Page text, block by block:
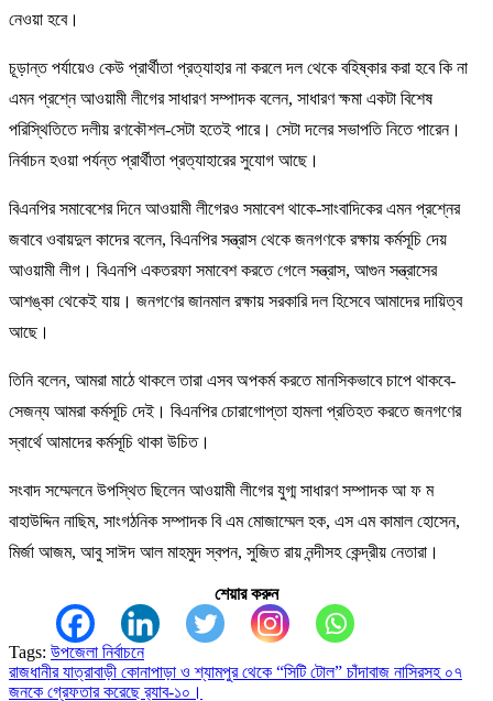
নেওয়া হবে।
চূড়ান্ত পর্যায়েও কেউ প্রার্থীতা প্রত্যাহার না করলে দল থেকে বহিষ্কার করা হবে কি না
এমন প্রশ্নে আওয়ামী লীগের সাধারণ সম্পাদক বলেন, সাধারণ ক্ষমা একটা বিশেষ
পরিস্থিতিতে দলীয় রণকৌশল-সেটা হতেই পারে। সেটা দলের সভাপতি নিতে পারেন।
নির্বাচন হওয়া পর্যন্ত প্রার্থীতা প্রত্যাহারের সুযোগ আছে।
বিএনপির সমাবেশের দিনে আওয়ামী লীগেরও সমাবেশ থাকে-সাংবাদিকের এমন প্রশ্নের
জবাবে ওবায়দুল কাদের বলেন, বিএনপির সন্ত্রাস থেকে জনগণকে রক্ষায় কর্মসূচি দেয়
আওয়ামী লীগ। বিএনপি একতরফা সমাবেশ করতে গেলে সন্ত্রাস, আগুন সন্ত্রাসের
আশঙ্কা থেকেই যায়। জনগণের জানমাল রক্ষায় সরকারি দল হিসেবে আমাদের দায়িত্ব
আছে।
তিনি বলেন, আমরা মাঠে থাকলে তারা এসব অপকর্ম করতে মানসিকভাবে চাপে থাকবে-
সেজন্য আমরা কর্মসূচি দেই। বিএনপির চোরাগোপ্তা হামলা প্রতিহত করতে জনগণের
স্বার্থে আমাদের কর্মসূচি থাকা উচিত।
সংবাদ সম্মেলনে উপস্থিত ছিলেন আওয়ামী লীগের যুগ্ম সাধারণ সম্পাদক আ ফ ম
বাহাউদ্দিন নাছিম, সাংগঠনিক সম্পাদক বি এম মোজাম্মেল হক, এস এম কামাল হোসেন,
মির্জা আজম, আবু সাঈদ আল মাহমুদ স্বপন, সুজিত রায় নন্দীসহ কেন্দ্রীয় নেতারা।
শেয়ার করুন
Tags: উপজেলা নির্বাচনে
Post
রাজধানীর যাত্রাবাড়ী কোনাপাড়া ও শ্যামপুর থেকে “সিটি টোল” চাঁদাবাজ নাসিরসহ ০৭
জনকে গ্রেফতার করেছে র‌্যাব-১০।